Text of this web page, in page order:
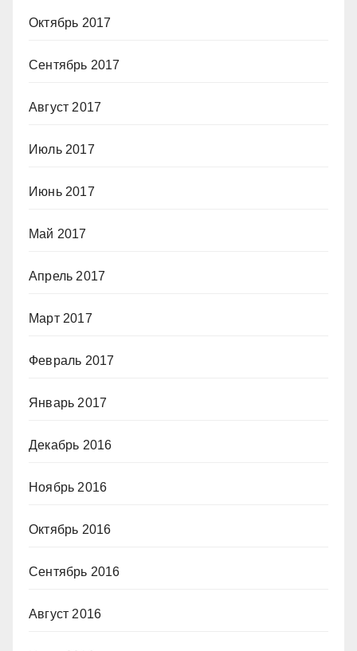
Октябрь 2017
Сентябрь 2017
Август 2017
Июль 2017
Июнь 2017
Май 2017
Апрель 2017
Март 2017
Февраль 2017
Январь 2017
Декабрь 2016
Ноябрь 2016
Октябрь 2016
Сентябрь 2016
Август 2016